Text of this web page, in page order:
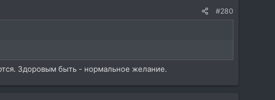
#280
Здоровым быть - нормальное желание.